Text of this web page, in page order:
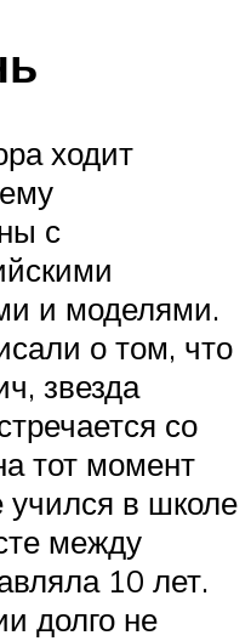
ходит
с
и моделями.
о том, что
звезда
со
тот момент
учился в школе
между
10 лет.
долго не